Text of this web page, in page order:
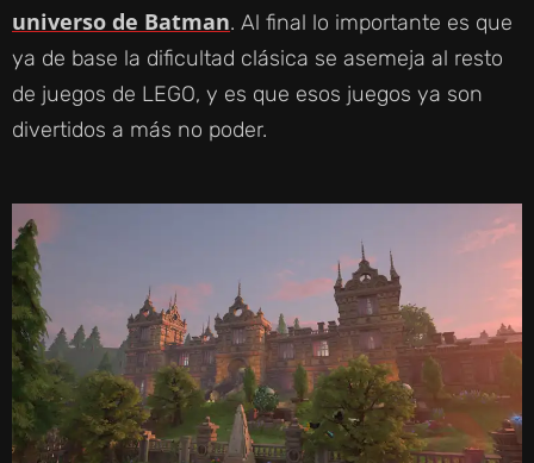
universo de Batman. Al final lo importante es que
ya de base la dificultad clásica se asemeja al resto
de juegos de LEGO, y es que esos juegos ya son
divertidos a más no poder.